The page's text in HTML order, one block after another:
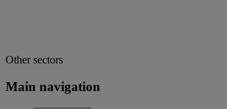
Other sectors
Main navigation